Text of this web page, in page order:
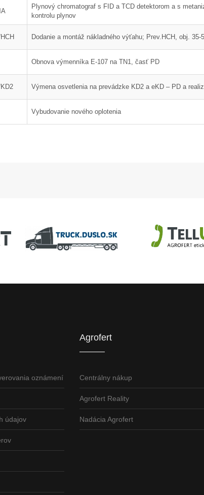
výrobni
32-63
Modernizácia skúšobne elektr.
strojov
Plynový chromatograf s FID a TCD detektorom a s
kontrolu plynov
Dodanie a montáž nákladného výťahu; Prev.HCH, obj. 35-
Obnova výmenníka E-107 na TN1, časť PD
Výmena osvetlenia na prevádzke KD2 a eKD – PD a
Vybudovanie nového oplotenia
oznámení
údajov
Agrofert
Centrálny nákup
Agrofert Reality
Nadácia Agrofert